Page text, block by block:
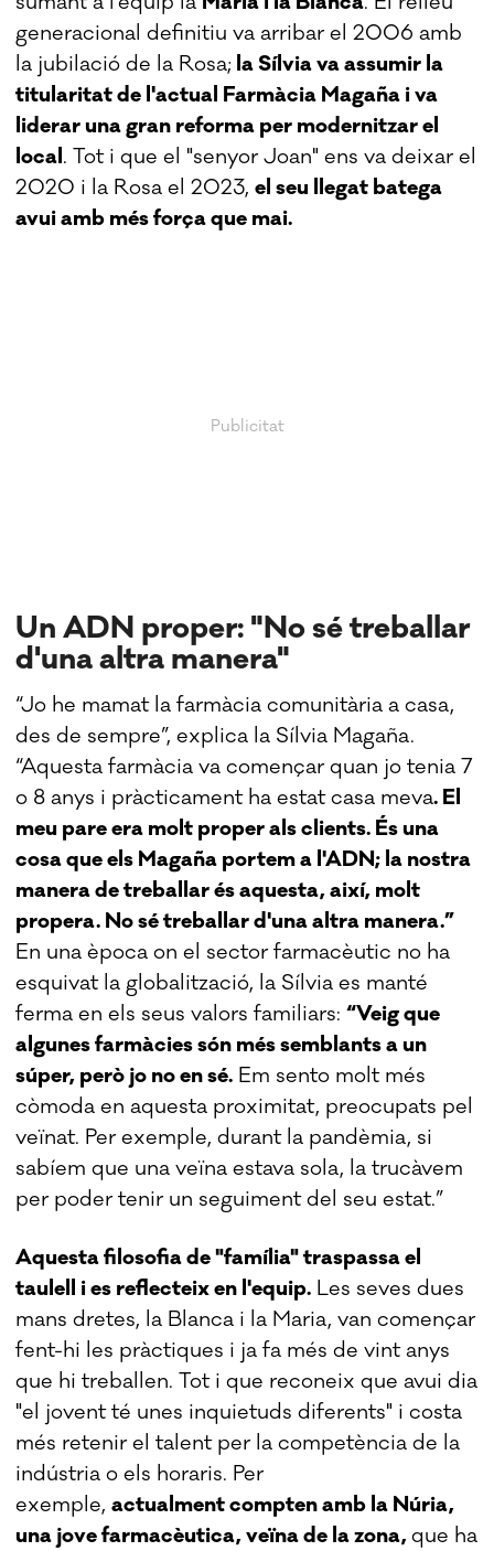
generacional definitiu va arribar el 2006 amb
la jubilació de la Rosa; la Sílvia va assumir la
titularitat de l'actual Farmàcia Magaña i va
liderar una gran reforma per modernitzar el
local . Tot i que el "senyor Joan" ens va deixar el
2020 i la Rosa el 2023,el seu llegat batega
avui amb més força que mai.
Un ADN proper: "No sé treballar
d'una altra manera"
“Jo he mamat la farmàcia comunitària a casa,
des de sempre”, explica la Sílvia Magaña.
“Aquesta farmàcia va començar quan jo tenia 7
o 8 anys i pràcticament ha estat casa meva. El
meu pare era molt proper als clients. És una
cosa que els Magaña portem a l'ADN; la nostra
manera de treballar és aquesta, així, molt
propera. No sé treballar d'una altra manera.”
En una època on el sector farmacèutic no ha
esquivat la globalització, la Sílvia es manté
ferma en els seus valors familiars:“Veig que
algunes farmàcies són més semblants a un
súper, però jo no en sé. Em sento molt més
còmoda en aquesta proximitat, preocupats pel
veïnat. Per exemple, durant la pandèmia, si
sabíem que una veïna estava sola, la trucàvem
per poder tenir un seguiment del seu estat.”
Aquesta filosofia de "família" traspassa el
taulell i es reflecteix en l'equip. Les seves dues
mans dretes, la Blanca i la Maria, van començar
fent-hi les pràctiques i ja fa més de vint anys
que hi treballen. Tot i que reconeix que avui dia
"el jovent té unes inquietuds diferents" i costa
més retenir el talent per la competència de la
indústria o els horaris. Per
exemple,actualment compten amb la Núria,
una jove farmacèutica, veïna de la zona,que ha